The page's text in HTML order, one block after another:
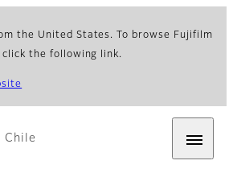
the United States. To browse Fujifilm
click the following link.
Chile